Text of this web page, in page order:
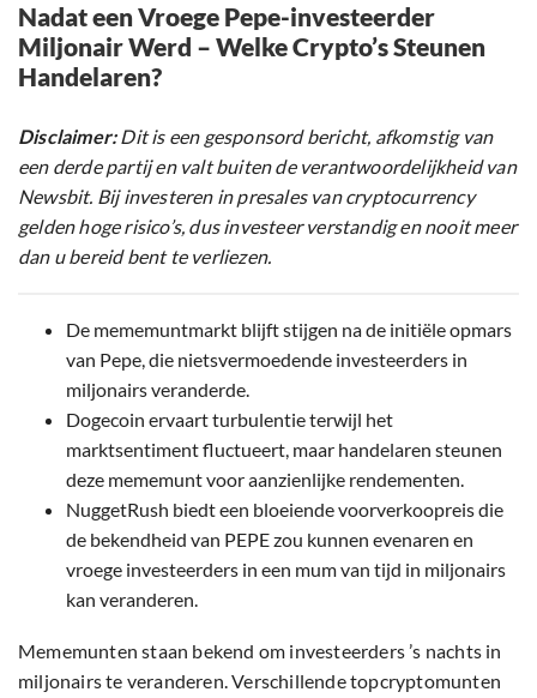
Nadat een Vroege Pepe-investeerder
Miljonair Werd – Welke Crypto’s Steunen
Handelaren?
Disclaimer:Dit is een gesponsord bericht, afkomstig van
een derde partij en valt buiten de verantwoordelijkheid van
Newsbit. Bij investeren in presales van cryptocurrency
gelden hoge risico’s, dus investeer verstandig en nooit meer
dan u bereid bent te verliezen.
De mememuntmarkt blijft stijgen na de initiële opmars
van Pepe, die nietsvermoedende investeerders in
miljonairs veranderde.
Dogecoin ervaart turbulentie terwijl het
marktsentiment fluctueert, maar handelaren steunen
deze mememunt voor aanzienlijke rendementen.
NuggetRush biedt een bloeiende voorverkoopreis die
de bekendheid van PEPE zou kunnen evenaren en
vroege investeerders in een mum van tijd in miljonairs
kan veranderen.
Mememunten staan bekend om investeerders ’s nachts in
miljonairs te veranderen. Verschillende topcryptomunten